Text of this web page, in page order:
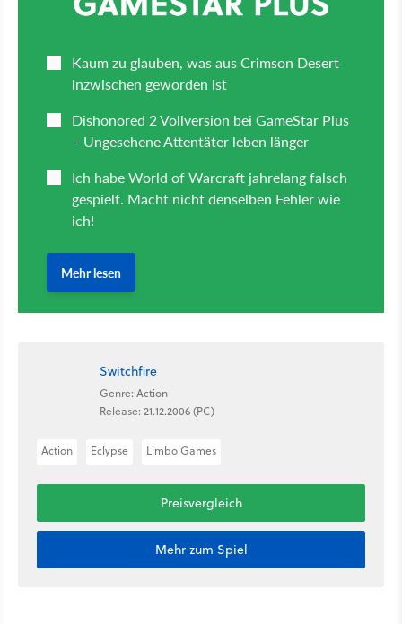
Switchfire
Genre: Action
Release: 21.12.2006 (PC)
Action Eclypse Limbo Games
Preisvergleich
Mehr zum Spiel